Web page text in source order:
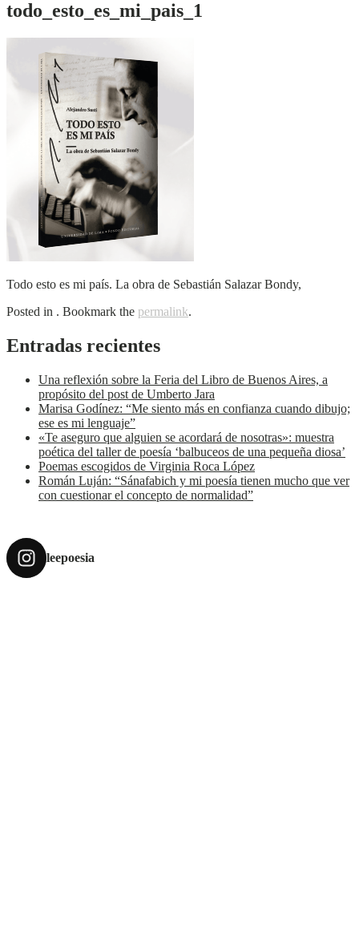
todo_esto_es_mi_pais_1
Todo esto es mi país. La obra de Sebastián Salazar Bondy,
Posted in . Bookmark the permalink.
Entradas recientes
Una reflexión sobre la Feria del Libro de Buenos Aires, a
propósito del post de Umberto Jara
Marisa Godínez: “Me siento más en confianza cuando dibujo;
ese es mi lenguaje”
«Te aseguro que alguien se acordará de nosotras»: muestra
poética del taller de poesía ‘balbuceos de una pequeña diosa’
Poemas escogidos de Virginia Roca López
Román Luján: “Sánafabich y mi poesía tienen mucho que ver
con cuestionar el concepto de normalidad”
leepoesia